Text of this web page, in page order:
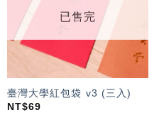
已售完
臺灣大學紅包袋 v3 (三入)
NT$69